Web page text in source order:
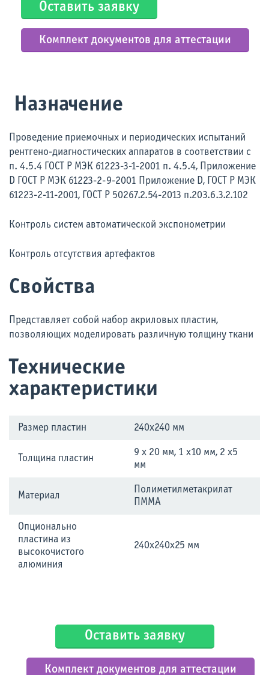
Оставить заявку
Комплект документов для аттестации
Назначение
Проведение приемочных и периодических испытаний
рентгено-диагностических аппаратов в соответствии с
п. 4.5.4 ГОСТ Р МЭК 61223-3-1-2001 п. 4.5.4, Приложение
D ГОСТ Р МЭК 61223-2-9-2001 Приложение D, ГОСТ Р МЭК
61223-2-11-2001, ГОСТ Р 50267.2.54-2013 п.203.6.3.2.102
Контроль систем автоматической экспонометрии
Контроль отсутствия артефактов
Свойства
Представляет собой набор акриловых пластин,
позволяющих моделировать различную толщину ткани
Технические
характеристики
Размер пластин 240х240 мм
Толщина пластин
9 х 20 мм, 1 х10 мм, 2 х5
мм
Материал
Полиметилметакрилат
ПММА
Опционально
пластина из
высокочистого
алюминия
240х240х25 мм
Оставить заявку
Комплект документов для аттестации